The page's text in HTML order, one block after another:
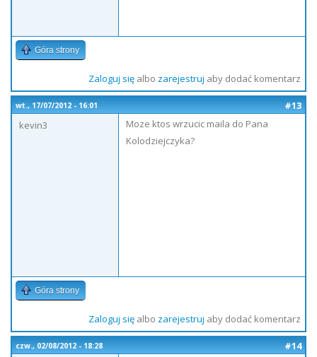
Góra strony
Zaloguj sięalbo zarejestruj aby dodać komentarz
wt., 17/07/2012 - 16:01
#13
kevin3
Moze ktos wrzucic maila do Pana
Kolodziejczyka?
Góra strony
Zaloguj sięalbo zarejestruj aby dodać komentarz
czw., 02/08/2012 - 18:28
#14